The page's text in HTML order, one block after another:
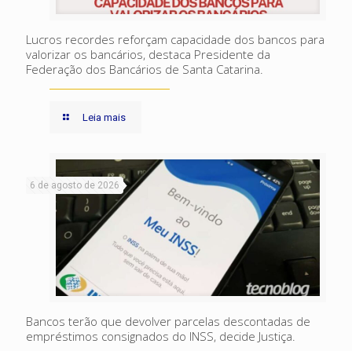
Lucros recordes reforçam capacidade dos bancos para
valorizar os bancários, destaca Presidente da
Federação dos Bancários de Santa Catarina.
Leia mais
6 de agosto de 2026
Bancos terão que devolver parcelas descontadas de
empréstimos consignados do INSS, decide Justiça.